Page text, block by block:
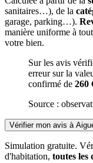
sanitaires…), de la
garage, parking…).
manière uniforme à
votre bien.
Sur les avis
erreur sur la
confirmé de 260
Source :
Vérifier mon avis à
Simulation gratuite.
d'habitation, toutes les